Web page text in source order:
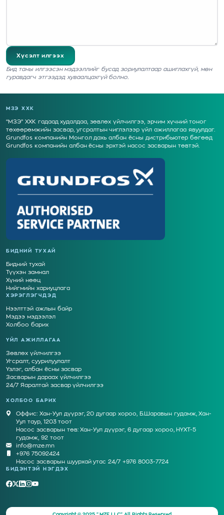
Хүсэлт илгээх
Бид таны илгээсэн мэдээллийг бусад зориулалтаар ашиглахгүй, мөн
гуравдагч этгээдэд хуваалцахгүй болно.
МЗЭ ХХК
“МЗЭ” ХХК гадаад худалдаа, зөвлөх үйлчилгээ, эрчим хүчний тоног
төхөөрөмжийн засвар, угсралтын чиглэлээр үйл ажиллагаа явуулдаг.
Grundfos компанийн Монгол дахь албан ёсны дистрибьютер бөгөөд
Grundfos компанийн албан ёсны эрхтэй насос засварын төвтэй.
БИДНИЙ ТУХАЙ
Бидний тухай
Түүхэн замнал
Хүний нөөц
Нийгмийн хариуцлага
ХЭРЭГЛЭГЧДЭД
Нээлттэй ажлын байр
Мэдээ мэдээлэл
Холбоо барих
ҮЙЛ АЖИЛЛАГАА
Зөвлөх үйлчилгээ
Угсралт, суурилуулалт
Үзлэг, албан ёсны засвар
Засварын дараах үйлчилгээ
24/7 Яаралтай засвар үйлчилгээ
ХОЛБОО БАРИХ
Оффис: Хан-Уул дүүрэг, 20 дугаар хороо, Б.Шаравын гудамж, Хан-
Уул таур, 1203 тоот
Насос засварын төв: Хан-Уул дүүрэг, 6 дугаар хороо, НҮХТ-5
гудамж, 92 тоот
info@mze.mn
+976 75092424
Насос засварын шуурхай утас 24/7 +976 8003-7724
БИДЭНТЭЙ НЭГДЭХ